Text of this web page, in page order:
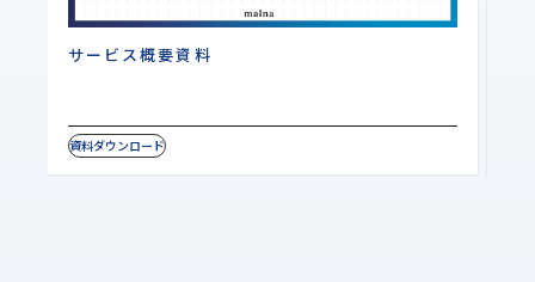
サービス概要資料
資料ダウンロード